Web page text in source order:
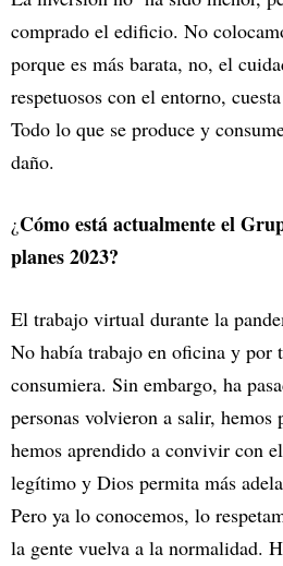
comprado el edificio. No
porque es más barata, no, el
respetuosos con el entorno,
Todo lo que se produce y
daño.
¿Cómo está actualmente el
planes 2023?
El trabajo virtual durante la
No había trabajo en oficina y por
consumiera. Sin embargo, ha
personas volvieron a salir,
hemos aprendido a convivir con
legítimo y Dios permita más
Pero ya lo conocemos, lo
la gente vuelva a la normalidad.